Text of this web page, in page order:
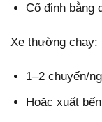
Cố định bằng
Xe thường chạy:
1–2 chuyến/
Hoặc xuất